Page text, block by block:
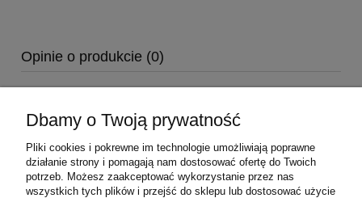
Opinie o produkcie (0)
Dbamy o Twoją prywatność
Pliki cookies i pokrewne im technologie umożliwiają poprawne
działanie strony i pomagają nam dostosować ofertę do Twoich
potrzeb. Możesz zaakceptować wykorzystanie przez nas
wszystkich tych plików i przejść do sklepu lub dostosować użycie